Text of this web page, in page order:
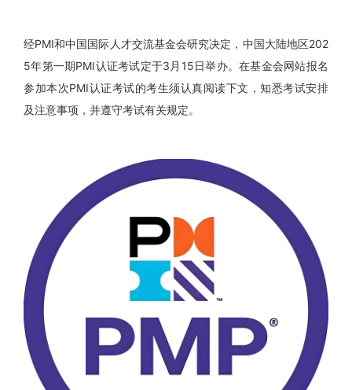
经PMI和中国国际人才交流基金会研究决定，中国大陆地区202
5年第一期PMI认证考试定于3月15日举办。在基金会网站报名
参加本次PMI认证考试的考生须认真阅读下文，知悉考试安排
及注意事项，并遵守考试有关规定。